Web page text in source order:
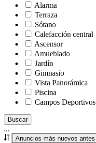
Alarma
Terraza
Sótano
Calefacción central
Ascensor
Amueblado
Jardín
Gimnasio
Vista Panorámica
Piscina
Campos Deportivos
Buscar
...
Anuncios más nuevos antes